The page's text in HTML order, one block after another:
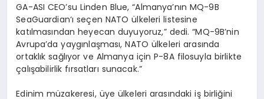
GA-ASI CEO’su Linden Blue, “Almanya’nın MQ-9B
SeaGuardian‘ı seçen NATO ülkeleri listesine
katılmasından heyecan duyuyoruz,” dedi. “MQ-9B’nin
Avrupa’da yaygınlaşması, NATO ülkeleri arasında
ortaklık sağlıyor ve Almanya için P-8A filosuyla birlikte
çalışabilirlik fırsatları sunacak.”
Edinim müzakeresi, üye ülkeleri arasındaki iş birliğini